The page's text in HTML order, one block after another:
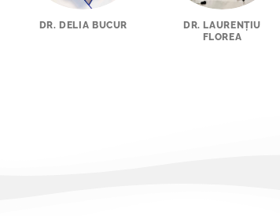
DR. DELIA BUCUR
DR. LAURENȚIU
FLOREA